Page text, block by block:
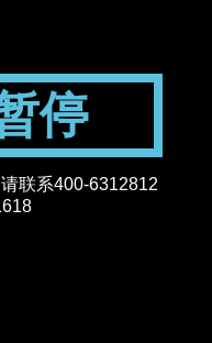
停
联系400-6312812